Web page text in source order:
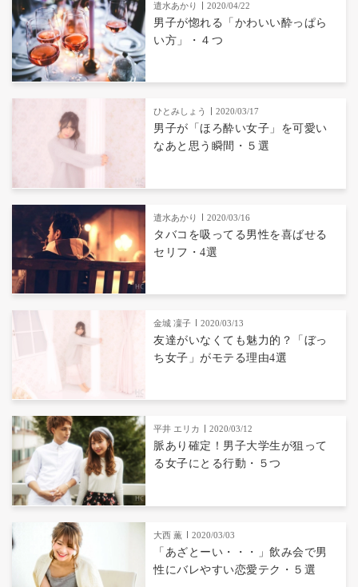
遣水あかり 2020/04/22
男子が惚れる「かわいい酔っぱら
い方」・４つ
ひとみしょう 2020/03/17
男子が「ほろ酔い女子」を可愛い
なあと思う瞬間・５選
遣水あかり 2020/03/16
タバコを吸ってる男性を喜ばせる
セリフ・4選
金城 凜子 2020/03/13
友達がいなくても魅力的？「ぼっ
ち女子」がモテる理由4選
平井 エリカ 2020/03/12
脈あり確定！男子大学生が狙って
る女子にとる行動・５つ
大西 薫 2020/03/03
「あざとーい・・・」飲み会で男
性にバレやすい恋愛テク・５選